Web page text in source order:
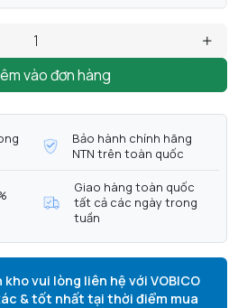
vào đơn hàng
Bảo hành chính hãng
NTN trên toàn quốc
Giao hàng toàn quốc
tất cả các ngày trong
tuần
vui lòng liên hệ với VOBICO
& tốt nhất tại thời điểm mua